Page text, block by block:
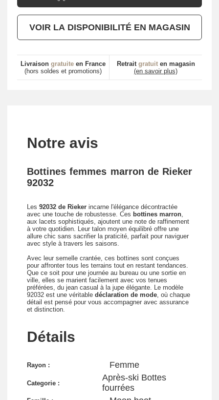
VOIR LA DISPONIBILITÉ EN MAGASIN
Livraison gratuite en France
(hors soldes et promotions)
Retrait gratuiten magasin
(en savoir plus)
Notre avis
Bottines femmes marron de Rieker
92032
Les 92032 de Rieker incarne l'élégance décontractée
avec une touche de robustesse. Ces bottines marron,
aux lacets sophistiqués, ajoutent une note de raffinement
à votre quotidien. Leur talon moyen équilibré offre une
allure chic sans sacrifier la praticité, parfait pour naviguer
avec style à travers les saisons.
Avec leur semelle crantée, ces bottines sont conçues
pour affronter tous les terrains tout en restant tendances.
Que ce soit pour une journée au bureau ou une sortie en
ville, elles se marient facilement avec vos tenues
préférées, du jean casual à la jupe élégante. Le modèle
92032 est une véritable déclaration de mode, où chaque
détail est pensé pour vous accompagner avec assurance
et distinction.
Détails
Rayon : Femme
Categorie :
Après-ski Bottes
fourrées